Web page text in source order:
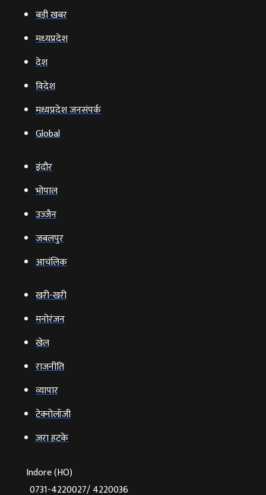
बड़ी खबर
मध्‍यप्रदेश
देश
विदेश
मध्यप्रदेश जनसंपर्क
Global
इंदौर
भोपाल
उज्‍जैन
जबलपुर
आचंलिक
खरी-खरी
मनोरंजन
खेल
राजनीति
व्‍यापार
टेक्‍नोलॉजी
ज़रा हटके
Indore (HO)
0731-4220027/ 4220036